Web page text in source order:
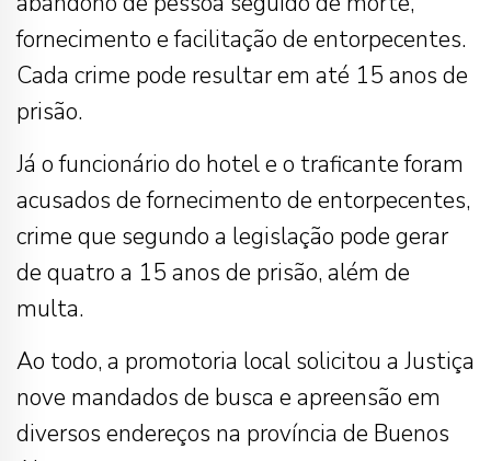
fornecimento e facilitação de entorpecentes.
Cada crime pode resultar em até 15 anos de
prisão.
Já o funcionário do hotel e o traficante foram
acusados de fornecimento de entorpecentes,
crime que segundo a legislação pode gerar
de quatro a 15 anos de prisão, além de
multa.
Ao todo, a promotoria local solicitou a Justiça
nove mandados de busca e apreensão em
diversos endereços na província de Buenos